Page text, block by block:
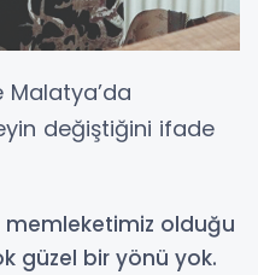
değiştiğini ifade
memleketimiz olduğu
güzel bir yönü yok.